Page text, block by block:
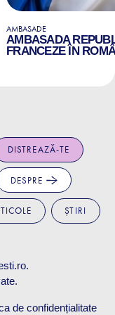
AMBASADE
AMBASADA
FRANCEZE ÎN
DISTREAZĂ-TE
DESPRE
ȘTIRI
.
de confidențialitate